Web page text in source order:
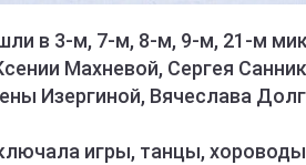
в 3-м, 7-м, 8-м, 9-м, 21-м
Махневой, Сергея
Изергиной, Вячеслава
игры, танцы,